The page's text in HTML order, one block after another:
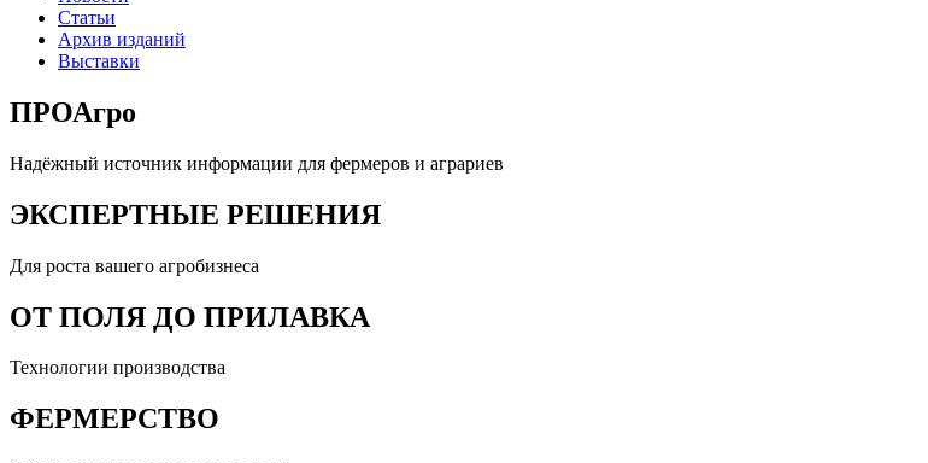
Статьи
Архив изданий
Выставки
ПРОАгро
Надёжный источник информации для фермеров и аграриев
ЭКСПЕРТНЫЕ РЕШЕНИЯ
Для роста вашего агробизнеса
ОТ ПОЛЯ ДО ПРИЛАВКА
Технологии производства
ФЕРМЕРСТВО